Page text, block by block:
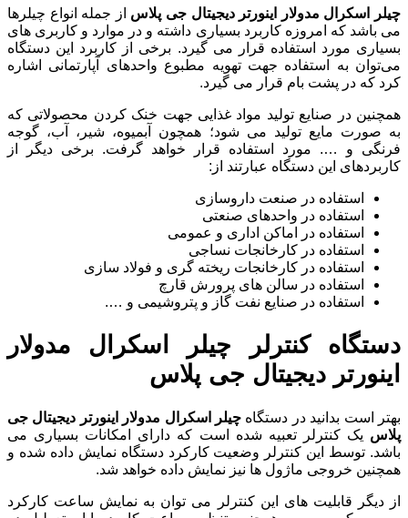
چیلر اسکرال مدولار اینورتر دیجیتال جی پلاس از جمله انواع چیلرها
می باشد که امروزه کاربرد بسیاری داشته و در موارد و کاربری های
بسیاری مورد استفاده قرار می گیرد. برخی از کاربرد این دستگاه
می‌توان به استفاده جهت تهویه مطبوع واحدهای آپارتمانی اشاره
کرد که در پشت بام قرار می گیرد.
همچنین در صنایع تولید مواد غذایی جهت خنک کردن محصولاتی که
به صورت مایع تولید می شود؛ همچون آبمیوه، شیر، آب، گوجه
فرنگی و …. مورد استفاده قرار خواهد گرفت. برخی دیگر از
کاربردهای این دستگاه عبارتند از:
استفاده در صنعت داروسازی
استفاده در واحدهای صنعتی
استفاده در اماکن اداری و عمومی
استفاده در کارخانجات نساجی
استفاده در کارخانجات ریخته گری و فولاد سازی
استفاده در سالن های پرورش قارچ
استفاده در صنایع نفت گاز و پتروشیمی و ….
دستگاه کنترلر چیلر اسکرال مدولار
اینورتر دیجیتال جی پلاس
بهتر است بدانید در دستگاه چیلر اسکرال مدولار اینورتر دیجیتال جی
پلاس یک کنترلر تعبیه شده است که دارای امکانات بسیاری می
باشد. توسط این کنترلر وضعیت کارکرد دستگاه نمایش داده شده و
همچنین خروجی ماژول ها نیز نمایش داده خواهد شد.
از دیگر قابلیت های این کنترلر می توان به نمایش ساعت کارکرد